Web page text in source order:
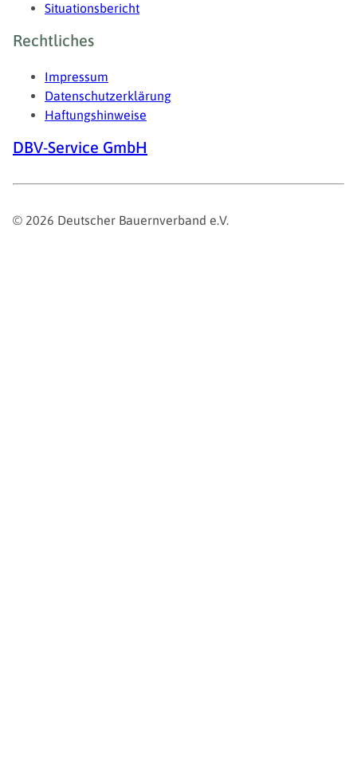
Situationsbericht
Rechtliches
Impressum
Datenschutzerklärung
Haftungshinweise
DBV-Service GmbH
© 2026 Deutscher Bauernverband e.V.